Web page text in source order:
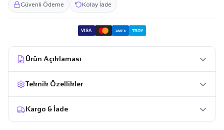
Güvenli Ödeme Kolay İade
VISA AMEX TROY
Ürün Açıklaması
Teknik Özellikler
Kargo & İade